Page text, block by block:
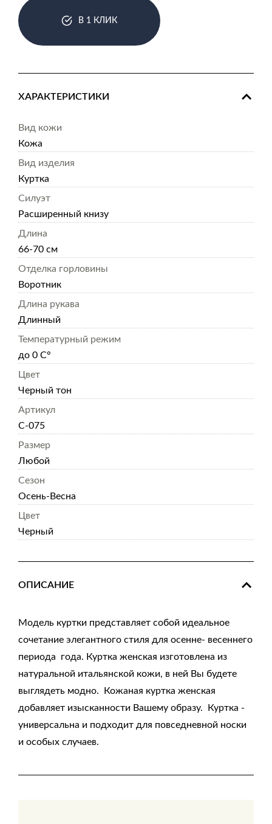
В 1 КЛИК
ХАРАКТЕРИСТИКИ
Вид кожи
Кожа
Вид изделия
Куртка
Силуэт
Расширенный книзу
Длина
66-70 см
Отделка горловины
Воротник
Длина рукава
Длинный
Температурный режим
до 0 С°
Цвет
Черный тон
Артикул
С-075
Размер
Любой
Сезон
Осень-Весна
Цвет
Черный
ОПИСАНИЕ
Модель куртки представляет собой идеальное
сочетание элегантного стиля для осенне- весеннего
периода года. Куртка женская изготовлена из
натуральной итальянской кожи, в ней Вы будете
выглядеть модно. Кожаная куртка женская
добавляет изысканности Вашему образу. Куртка -
универсальна и подходит для повседневной носки
и особых случаев.